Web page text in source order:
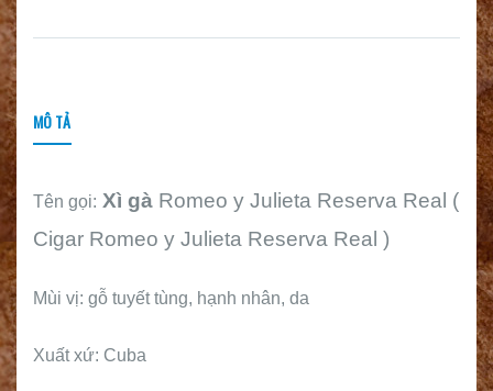
MÔ TẢ
Tên gọi: Xì gà Romeo y Julieta Reserva Real (
Cigar Romeo y Julieta Reserva Real )
Mùi vị: gỗ tuyết tùng, hạnh nhân, da
Xuất xứ: Cuba